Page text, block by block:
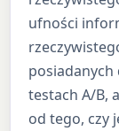
ufności
posiadanych
testach A/B,
od tego, czy